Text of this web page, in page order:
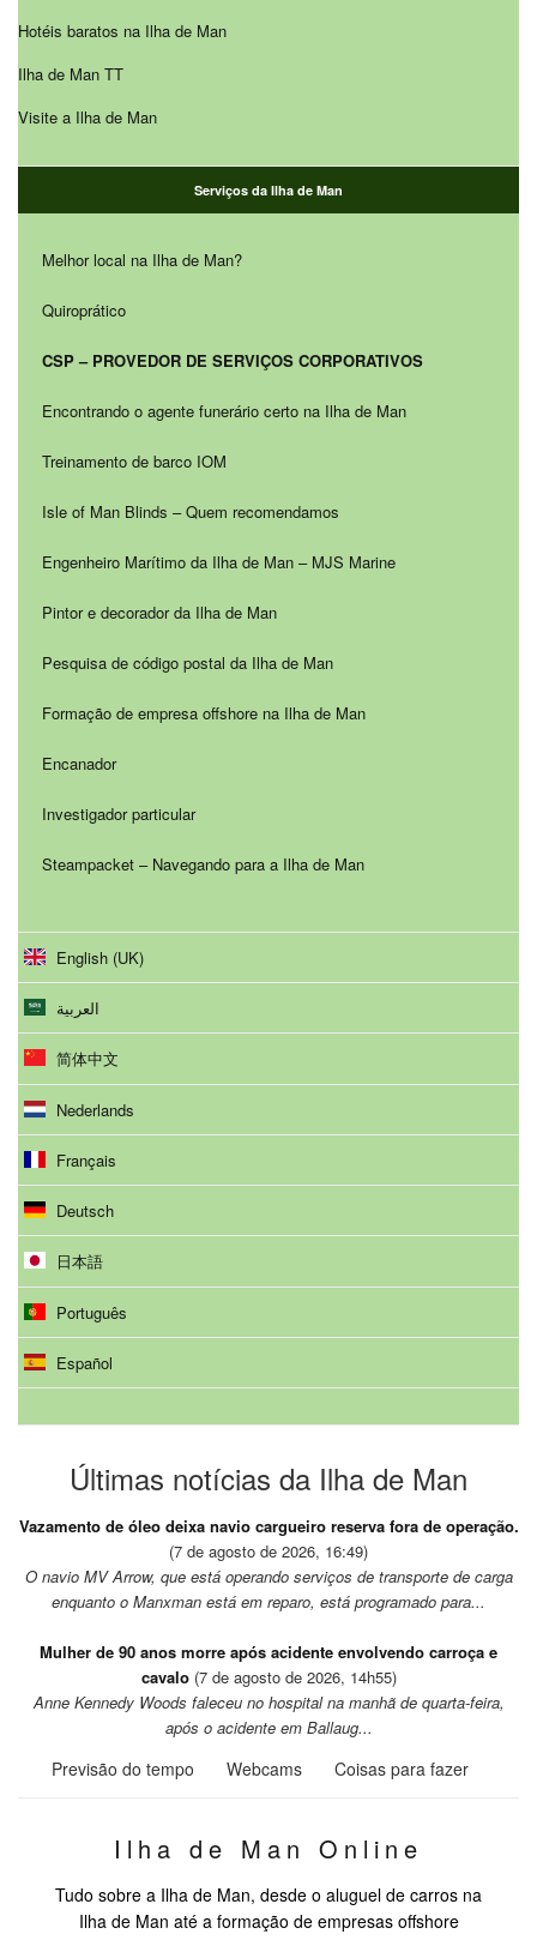
Hotéis baratos na Ilha de Man
Ilha de Man TT
Visite a Ilha de Man
Serviços da Ilha de Man
Melhor local na Ilha de Man?
Quiroprático
CSP – PROVEDOR DE SERVIÇOS CORPORATIVOS
Encontrando o agente funerário certo na Ilha de Man
Treinamento de barco IOM
Isle of Man Blinds – Quem recomendamos
Engenheiro Marítimo da Ilha de Man – MJS Marine
Pintor e decorador da Ilha de Man
Pesquisa de código postal da Ilha de Man
Formação de empresa offshore na Ilha de Man
Encanador
Investigador particular
Steampacket – Navegando para a Ilha de Man
English (UK)
العربية
简体中文
Nederlands
Français
Deutsch
日本語
Português
Español
Últimas notícias da Ilha de Man
Vazamento de óleo deixa navio cargueiro reserva fora de operação.
(7 de agosto de 2026, 16:49)
O navio MV Arrow, que está operando serviços de transporte de carga
enquanto o Manxman está em reparo, está programado para...
Mulher de 90 anos morre após acidente envolvendo carroça e
cavalo(7 de agosto de 2026, 14h55)
Anne Kennedy Woods faleceu no hospital na manhã de quarta-feira,
após o acidente em Ballaug...
Previsão do tempo Webcams Coisas para fazer
Ilha de Man Online
Tudo sobre a Ilha de Man, desde o aluguel de carros na
Ilha de Man até a formação de empresas offshore